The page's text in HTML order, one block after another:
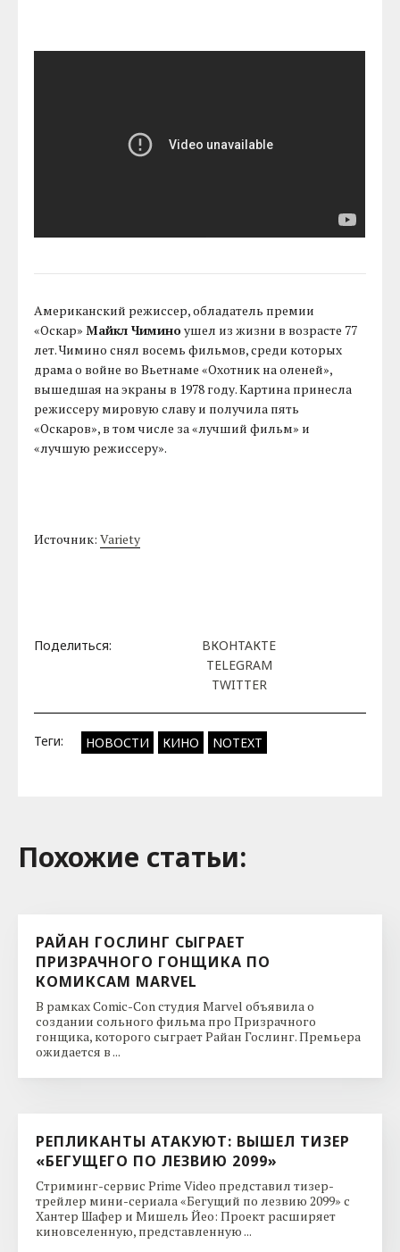
Американский режиссер, обладатель премии
«Оскар»Майкл Чиминоушел из жизни в возрасте 77
лет. Чимино снял восемь фильмов, среди которых
драма о войне во Вьетнаме «Охотник на оленей»,
вышедшая на экраны в 1978 году. Картина принесла
режиссеру мировую славу и получила пять
«Оскаров», в том числе за «лучший фильм» и
«лучшую режиссеру».
Источник:Variety
Поделиться:
ВКОНТАКТЕ
TELEGRAM
TWITTER
Теги: НОВОСТИ КИНО NOTEXT
Похожие cтатьи:
РАЙАН ГОСЛИНГ СЫГРАЕТ
ПРИЗРАЧНОГО ГОНЩИКА ПО
КОМИКСАМ MARVEL
В рамках Comic-Con студия Marvel объявила о
создании сольного фильма про Призрачного
гонщика, которого сыграет Райан Гослинг. Премьера
ожидается в ...
РЕПЛИКАНТЫ АТАКУЮТ: ВЫШЕЛ ТИЗЕР
«БЕГУЩЕГО ПО ЛЕЗВИЮ 2099»
Стриминг-сервис Prime Video представил тизер-
трейлер мини-сериала «Бегущий по лезвию 2099» с
Хантер Шафер и Мишель Йео: Проект расширяет
киновселенную, представленную ...